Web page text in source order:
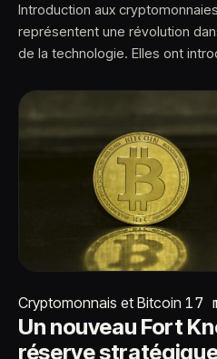
Introduction aux
représentent une révolution
de la technologie. Elles ont
Cryptomonnais et Bitcoin 17
Un nouveau Fort
réserve